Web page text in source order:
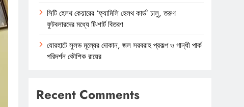
সিটি হেলথ কেয়ারের ‘ফ্যামিলি হেলথ কার্ড’ চালু, তরুণ
ফুটবলারদের মধ্যে টি-শার্ট বিতরণ
যোরহাটে সুলভ মূল্যের দোকান, জল সরবরাহ প্রকল্প ও গান্ধী পার্ক
পরিদর্শন কৌশিক রায়ের
Recent Comments